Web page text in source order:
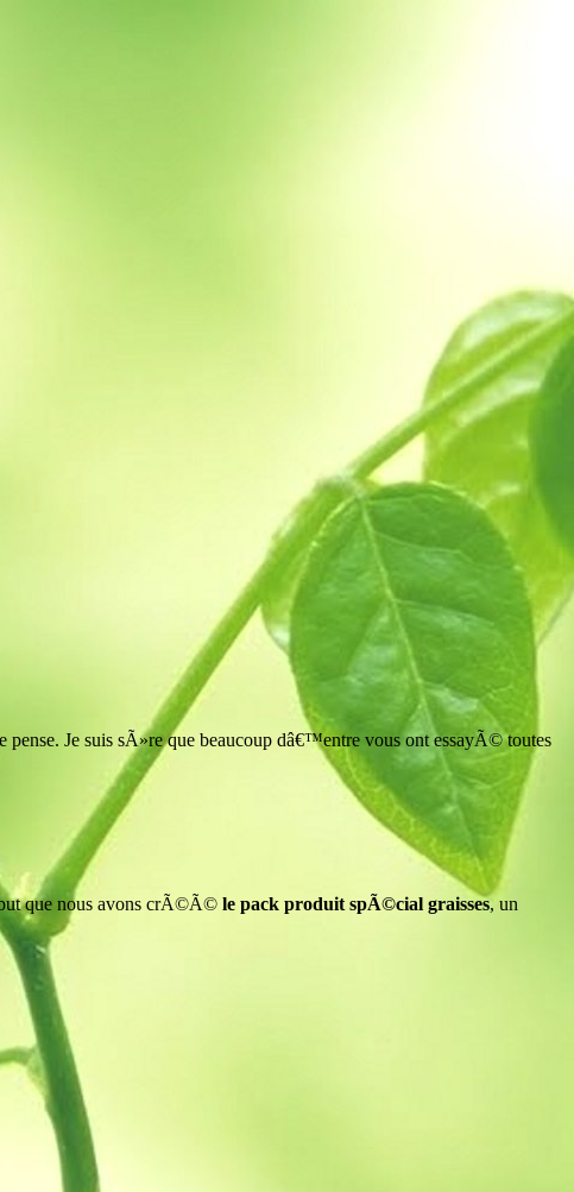
Je suis sÃ»re que beaucoup dâ€™entre vous ont essayÃ© toutes
que nous avons crÃ©Ã© le pack produit spÃ©cial graisses, un